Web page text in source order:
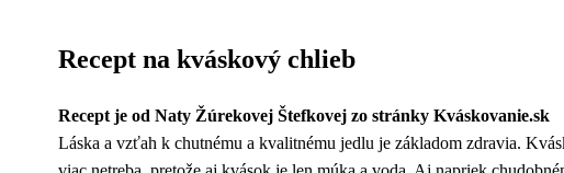
Recept na kváskový chlieb
Recept je od Naty Žúrekovej Štefkovej zo stránky Kváskovanie.sk
Láska a vzťah k chutnému a kvalitnému jedlu je základom zdravia.